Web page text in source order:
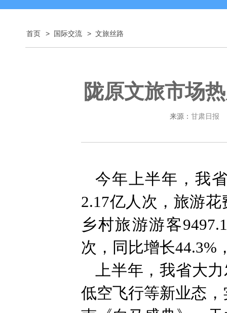
首页 > 国际交流 > 文旅丝路
陇原文旅市场
来源： 甘肃日报
今年上半年，我
2.17亿人次，旅游
乡村旅游游客
次，同比增长44.3%
上半年，我省大
低空飞行等新业态